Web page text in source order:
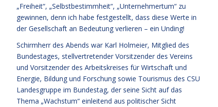
„Freiheit“, „Selbstbestimmheit“, „Unternehmertum“ zu
gewinnen, denn ich habe festgestellt, dass diese Werte in
der Gesellschaft an Bedeutung verlieren – ein Unding!
Schirmherr des Abends war Karl Holmeier, Mitglied des
Bundestages, stellvertretender Vorsitzender des Vereins
und Vorsitzender des Arbeitskreises für Wirtschaft und
Energie, Bildung und Forschung sowie Tourismus des CSU
Landesgruppe im Bundestag, der seine Sicht auf das
Thema „Wachstum“ einleitend aus politischer Sicht